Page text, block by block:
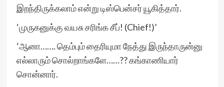
இறந்திருக்கலாம் என்று டிஸ்பென்சர் யூகித்தார்.
‘முருகனுக்கு வயசு சரிங்க சீப்! (Chief!)’
‘ஆனா……. தெம்பும் தைரியுமா நேத்து இருந்தாருன்னு
எல்லாரும் சொல்றாங்களே……?? கங்காணியார்
சொன்னார்.